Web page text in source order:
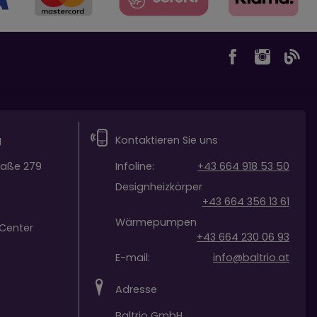
279
Kontaktieren Sie uns
Infoline:
+43 664 918 53 50
Designheizkörper
+43 664 356 13 61
Wärmepumpen
+43 664 230 06 93
E-mail:
info@baltrio.at
Adresse